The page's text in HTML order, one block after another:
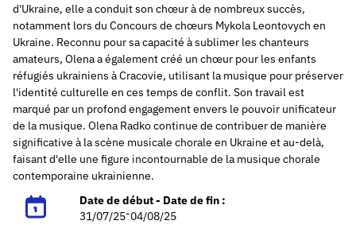
d'Ukraine, elle a conduit son chœur à de nombreux succès,
notamment lors du Concours de chœurs Mykola Leontovych en
Ukraine. Reconnu pour sa capacité à sublimer les chanteurs
amateurs, Olena a également créé un chœur pour les enfants
réfugiés ukrainiens à Cracovie, utilisant la musique pour préserver
l'identité culturelle en ces temps de conflit. Son travail est
marqué par un profond engagement envers le pouvoir unificateur
de la musique. Olena Radko continue de contribuer de manière
significative à la scène musicale chorale en Ukraine et au-delà,
faisant d'elle une figure incontournable de la musique chorale
contemporaine ukrainienne.
Date de début - Date de fin :
31/07/25-04/08/25